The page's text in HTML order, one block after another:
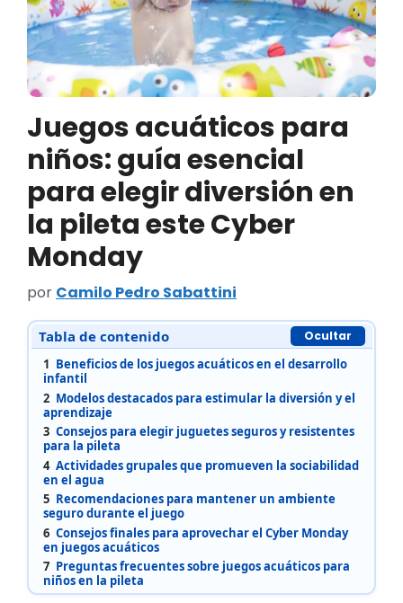
Juegos acuáticos para
niños: guía esencial
para elegir diversión en
la pileta este Cyber
Monday
por Camilo Pedro Sabattini
Tabla de contenido Ocultar
1 Beneficios de los juegos acuáticos en el desarrollo
infantil
2 Modelos destacados para estimular la diversión y el
aprendizaje
3 Consejos para elegir juguetes seguros y resistentes
para la pileta
4 Actividades grupales que promueven la sociabilidad
en el agua
5 Recomendaciones para mantener un ambiente
seguro durante el juego
6 Consejos finales para aprovechar el Cyber Monday
en juegos acuáticos
7 Preguntas frecuentes sobre juegos acuáticos para
niños en la pileta